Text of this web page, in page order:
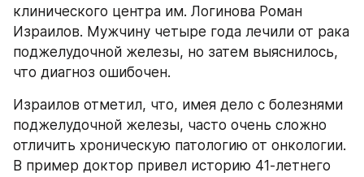
клинического центра им. Логинова Роман
Израилов. Мужчину четыре года лечили от рака
поджелудочной железы, но затем выяснилось,
что диагноз ошибочен.
Израилов отметил, что, имея дело с болезнями
поджелудочной железы, часто очень сложно
отличить хроническую патологию от онкологии.
В пример доктор привел историю 41-летнего